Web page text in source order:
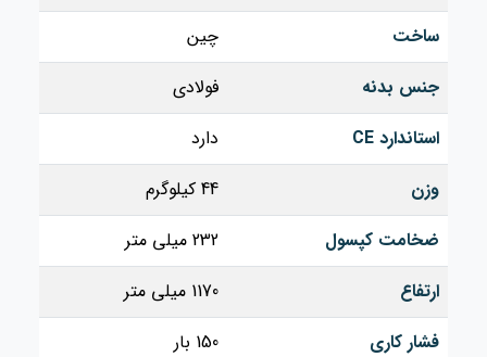
ساخت
چین
جنس بدنه
فولادی
استاندارد CE
دارد
وزن
44 کیلوگرم
ضخامت کپسول
232 میلی متر
ارتفاع
1170 میلی متر
فشار کاری
150 بار